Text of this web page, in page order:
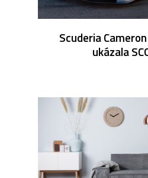
Scuderia
ukázala